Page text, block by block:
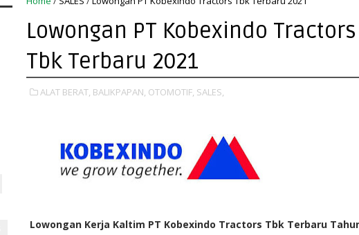
Lowongan PT Kobexindo Tractors
Tbk Terbaru 2021
ALAT BERAT, BALIKPAPAN, OTOMOTIF, SALES,
Lowongan Kerja Kaltim PT Kobexindo Tractors Tbk Terbaru